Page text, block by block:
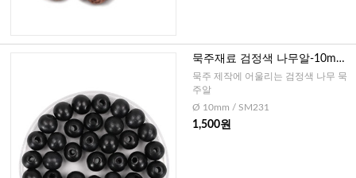
묵주재료 검정색 나무알-10mm
(30개)
묵주 제작에 어울리는 검정색 나무 묵
주알
Ø 10mm / SM231
1,500원